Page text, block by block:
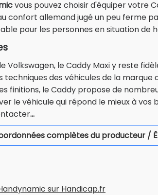
vous pouvez choisir d'équiper votre
confort allemand jugé un peu ferme
pour les personnes en situation de
Volkswagen, le Caddy Maxi y reste
techniques des véhicules de la
finitions, le Caddy propose de
le véhicule qui répond le mieux à vos
…
complètes du producteur /
sur Handicap.fr